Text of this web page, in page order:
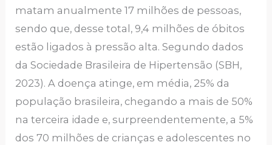
matam anualmente 17 milhões de pessoas,
sendo que, desse total, 9,4 milhões de óbitos
estão ligados à pressão alta. Segundo dados
da Sociedade Brasileira de Hipertensão (SBH,
2023). A doença atinge, em média, 25% da
população brasileira, chegando a mais de 50%
na terceira idade e, surpreendentemente, a 5%
dos 70 milhões de crianças e adolescentes no